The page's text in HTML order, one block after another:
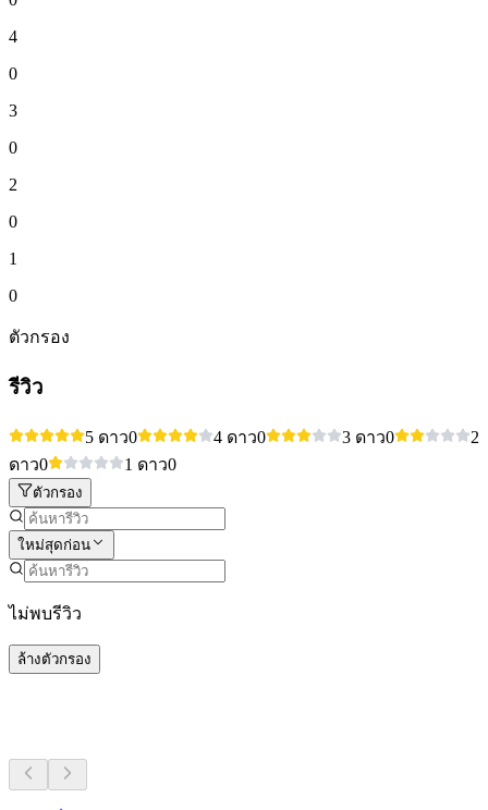
4
0
3
0
2
0
1
0
ตัวกรอง
รีวิว
5 ดาว0 4 ดาว0 3 ดาว0
2
ดาว0 1 ดาว0
ตัวกรอง
ใหม่สุดก่อน
ไม่พบรีวิว
ล้างตัวกรอง